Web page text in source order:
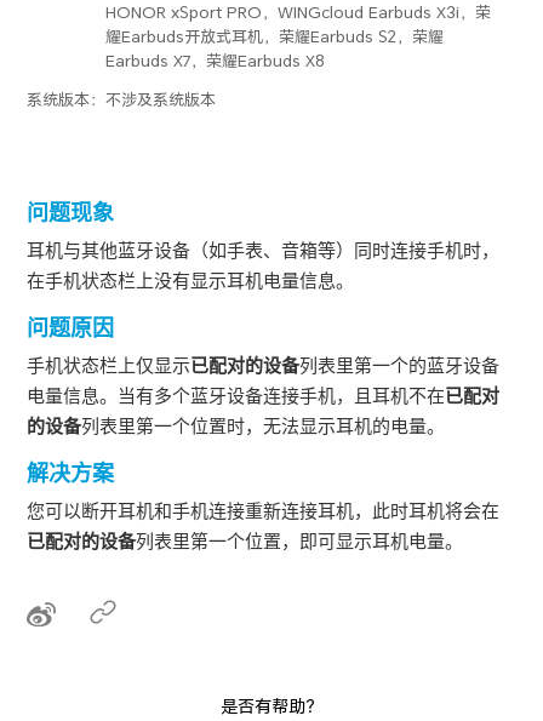
HONOR xSport PRO，WINGcloud Earbuds X3i，荣
耀Earbuds开放式耳机，荣耀Earbuds S2，荣耀
Earbuds X7，荣耀Earbuds X8
系统版本：不涉及系统版本
问题现象
耳机与其他蓝牙设备（如手表、音箱等）同时连接手机时，
在手机状态栏上没有显示耳机电量信息。
问题原因
手机状态栏上仅显示已配对的设备列表里第一个的蓝牙设备
电量信息。当有多个蓝牙设备连接手机，且耳机不在已配对
的设备列表里第一个位置时，无法显示耳机的电量。
解决方案
您可以断开耳机和手机连接重新连接耳机，此时耳机将会在
已配对的设备列表里第一个位置，即可显示耳机电量。
是否有帮助？